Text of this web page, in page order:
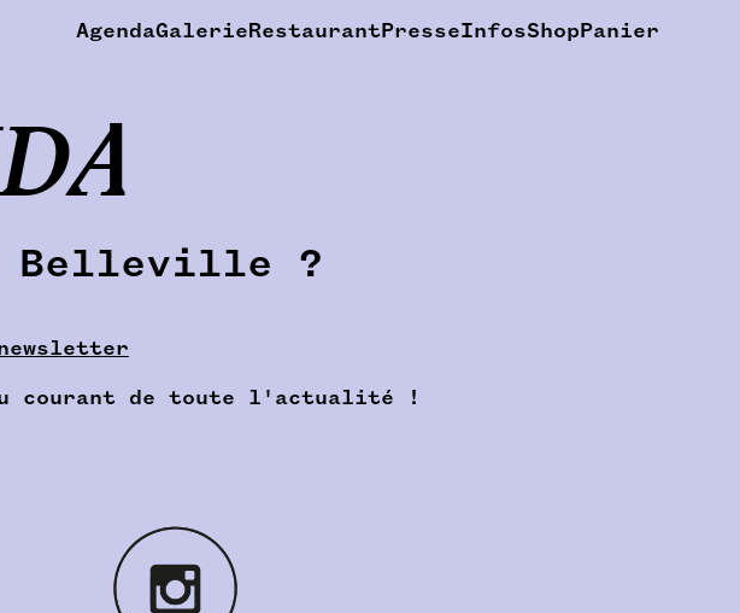
AgendaGalerie Restaurant PresseInfosShop Panier
Belleville ?
courant de toute l'actualité !